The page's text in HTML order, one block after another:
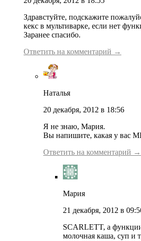
Здравстуйте, подскажите
кекс в мультиварке, если нет
Заранее спасибо.
Ответить на комментарий →
Наталья
20 декабря, 2012 в 18:56
Я не знаю, Мария.
Вы напишите, какая у вас
Ответить на комментарий →
Мария
21 декабря, 2012 в
SCARLETT, а
молочная каша, суп и